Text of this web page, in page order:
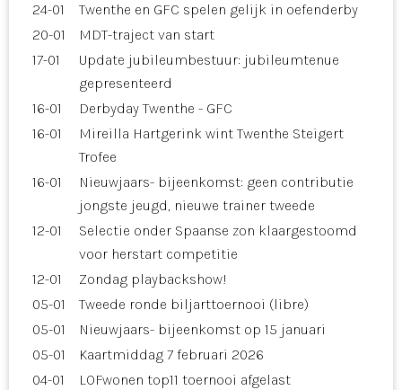
24-01
Twenthe en GFC spelen gelijk in oefenderby
20-01
MDT-traject van start
17-01
Update jubileumbestuur: jubileumtenue
gepresenteerd
16-01
Derbyday Twenthe - GFC
16-01
Mireilla Hartgerink wint Twenthe Steigert
Trofee
16-01
Nieuwjaars- bijeenkomst: geen contributie
jongste jeugd, nieuwe trainer tweede
12-01
Selectie onder Spaanse zon klaargestoomd
voor herstart competitie
12-01
Zondag playbackshow!
05-01
Tweede ronde biljarttoernooi (libre)
05-01
Nieuwjaars- bijeenkomst op 15 januari
05-01
Kaartmiddag 7 februari 2026
04-01
LOFwonen top11 toernooi afgelast